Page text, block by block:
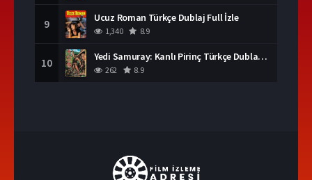
9 Ucuz Roman Türkçe Dublaj Full İzle
1,340 8.9
10 Yedi Samuray: Kanlı Pirinç Türkçe Dublaj İzle
262 8.9